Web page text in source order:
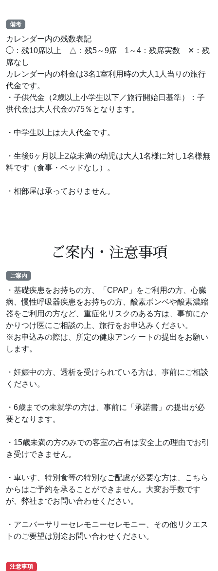
備考
カレンダー内の残数表記
◯：残10席以上 △：残5～9席 1～4：残席実数 ✕：残
席なし
カレンダー内の料金は3名1室利用時の大人1人当りの旅行
代金です。
・子供代金（2歳以上小学生以下／旅行開始日基準）：子
供代金は大人代金の75％となります。
・中学生以上は大人代金です。
・生後6ヶ月以上2歳未満の幼児は大人1名様に対し1名様無
料です（食事・ベッドなし）。
・相部屋は承っておりません。
ご案内・注意事項
ご案内
・基礎疾患をお持ちの方、「CPAP」をご利用の方、心臓
病、慢性呼吸器疾患をお持ちの方、酸素ボンベや酸素濃縮
器をご利用の方など、重症化リスクのある方は、事前にか
かりつけ医にご相談の上、旅行をお申込みください。
※お申込みの際は、所定の健康アンケートの提出をお願い
します。
・妊娠中の方、透析を受けられている方は、事前にご相談
ください。
・6歳までの未就学の方は、事前に「承諾書」の提出が必
要となります。
・15歳未満の方のみでの客室の占有は安全上の理由でお引
き受けできません。
・車いす、特別食等の特別なご配慮が必要な方は、こちら
からはご予約を承ることができません。大変お手数です
が、弊社までお問い合わせください。
・アニバーサリーセレモニーセレモニー、その他リクエス
トのご要望は別途お問い合わせください。
注意事項